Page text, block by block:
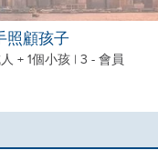
照顧孩子
+ 1個小孩 | 3 - 會員